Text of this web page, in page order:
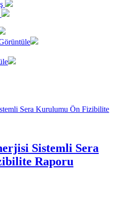
Sera Kurulumu Ön Fizibilite
Sistemli Sera
Raporu